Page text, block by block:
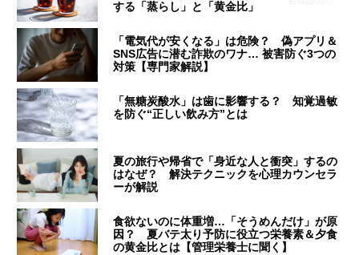
する「蒸らし」と「黄金比」
「電気代が安くなる」は危険？ 偽アプリ＆
SNS広告に潜む詐欺のワナ… 被害防ぐ3つの
対策【専門家解説】
「無糖炭酸水」は歯に影響する？ 知覚過敏
を防ぐ“正しい飲み方”とは
夏の旅行や帰省で「身近な人と衝突」するの
はなぜ？ 解決テクニックを心理カウンセラ
ーが解説
食欲ないのに体重増…「そうめんだけ」が原
因？ 夏バテ太り予防に役立つ栄養素＆夕食
の黄金比とは【管理栄養士に聞く】